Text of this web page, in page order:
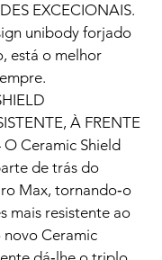
EXCECIONAIS.
unibody forjado
está o melhor
À FRENTE
Ceramic Shield
de trás do
Max, tornando‑o
mais resistente ao
novo Ceramic